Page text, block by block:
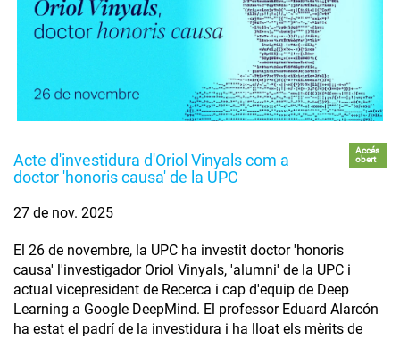
Acte d'investidura d'Oriol Vinyals com a
doctor 'honoris causa' de la UPC
Accés
obert
27 de nov. 2025
El 26 de novembre, la UPC ha investit doctor 'honoris
causa' l'investigador Oriol Vinyals, 'alumni' de la UPC i
actual vicepresident de Recerca i cap d'equip de Deep
Learning a Google DeepMind. El professor Eduard Alarcón
ha estat el padrí de la investidura i ha lloat els mèrits de